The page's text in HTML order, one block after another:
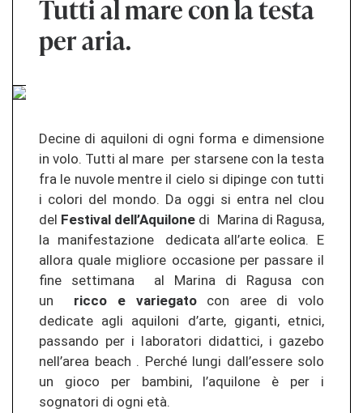
Tutti al mare con la testa
per aria.
Decine di aquiloni di ogni forma e dimensione
in volo. Tutti al mare per starsene con la testa
fra le nuvole mentre il cielo si dipinge con tutti
i colori del mondo. Da oggi si entra nel clou
del Festival dell’Aquilone di Marina di Ragusa,
la manifestazione dedicata all’arte eolica. E
allora quale migliore occasione per passare il
fine settimana al Marina di Ragusa con
un ricco e variegato con aree di volo
dedicate agli aquiloni d’arte, giganti, etnici,
passando per i laboratori didattici, i gazebo
nell’area beach . Perché lungi dall’essere solo
un gioco per bambini, l’aquilone è per i
sognatori di ogni età.